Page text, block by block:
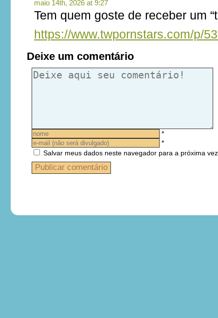
maio 14th, 2026 at 9:27
Tem quem goste de receber um
https://www.twpornstars.com/p/
Deixe um comentário
*
*
Salvar meus dados neste navegador para a próxima